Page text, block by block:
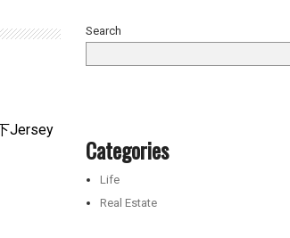
Jersey
Search
Categories
Life
Real Estate